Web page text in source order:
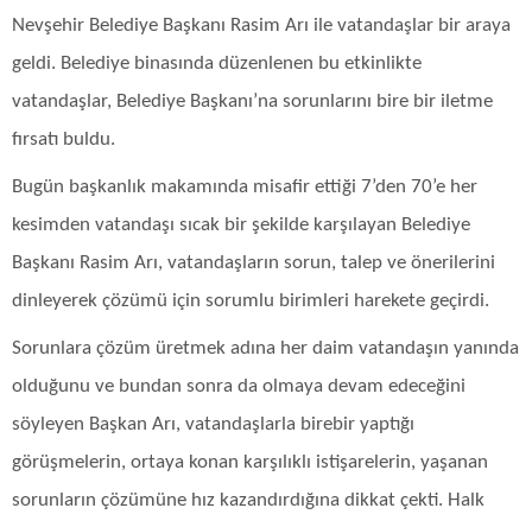
Nevşehir Belediye Başkanı Rasim Arı ile vatandaşlar bir araya
geldi. Belediye binasında düzenlenen bu etkinlikte
vatandaşlar, Belediye Başkanı’na sorunlarını bire bir iletme
fırsatı buldu.
Bugün başkanlık makamında misafir ettiği 7’den 70’e her
kesimden vatandaşı sıcak bir şekilde karşılayan Belediye
Başkanı Rasim Arı, vatandaşların sorun, talep ve önerilerini
dinleyerek çözümü için sorumlu birimleri harekete geçirdi.
Sorunlara çözüm üretmek adına her daim vatandaşın yanında
olduğunu ve bundan sonra da olmaya devam edeceğini
söyleyen Başkan Arı, vatandaşlarla birebir yaptığı
görüşmelerin, ortaya konan karşılıklı istişarelerin, yaşanan
sorunların çözümüne hız kazandırdığına dikkat çekti. Halk